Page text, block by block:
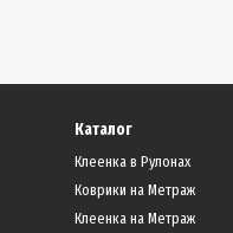
Каталог
Клеенка в Рулонах
Коврики на Метраж
Клеенка на Метраж